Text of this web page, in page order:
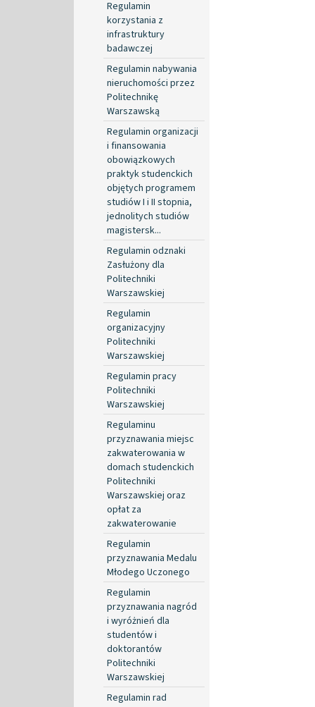
Regulamin
korzystania z
infrastruktury
badawczej
Regulamin nabywania
nieruchomości przez
Politechnikę
Warszawską
Regulamin organizacji
i finansowania
obowiązkowych
praktyk studenckich
objętych programem
studiów I i II stopnia,
jednolitych studiów
magistersk...
Regulamin odznaki
Zasłużony dla
Politechniki
Warszawskiej
Regulamin
organizacyjny
Politechniki
Warszawskiej
Regulamin pracy
Politechniki
Warszawskiej
Regulaminu
przyznawania miejsc
zakwaterowania w
domach studenckich
Politechniki
Warszawskiej oraz
opłat za
zakwaterowanie
Regulamin
przyznawania Medalu
Młodego Uczonego
Regulamin
przyznawania nagród
i wyróżnień dla
studentów i
doktorantów
Politechniki
Warszawskiej
Regulamin rad